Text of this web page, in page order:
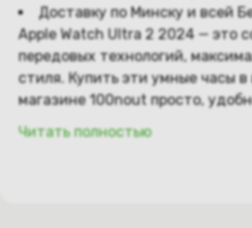
Доставку по Минску и всей
Apple Watch Ultra 2 2024 — это
передовых технологий,
стиля. Купить эти умные часы
магазине 100nout просто,
Читать полностью